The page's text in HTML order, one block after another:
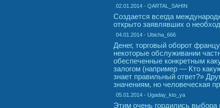
02.01.2014 - QARTAL_SAHIN
Создается всегда
открыто заявлявших о
04.01.2014 - Ubicha_666
Денег, торговый оборот
некоторые обслуживании
обеспеченные конкретным
залогом (например — Кто
знает правильный ответ?»
значениям, но человеческая
05.01.2014 - Ugaday_kto_ya
Этим очень гордились